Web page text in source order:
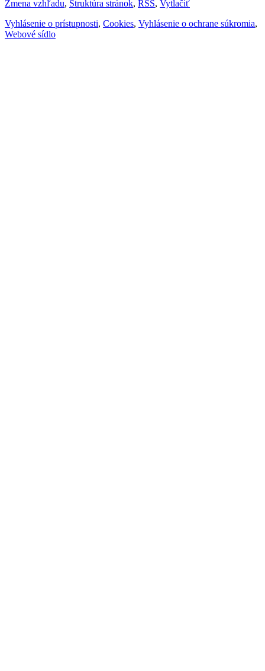
Zmena vzhľadu, Štruktúra stránok, RSS, Vytlačiť
Vyhlásenie o prístupnosti, Cookies, Vyhlásenie o ochrane súkromia,
Webové sídlo